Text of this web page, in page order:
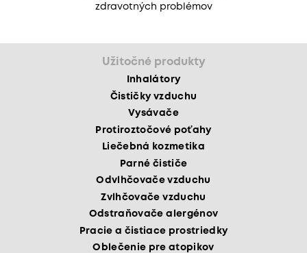
zdravotných problémov
Užitočné produkty
Inhalátory
Čističky vzduchu
Vysávače
Protiroztočové poťahy
Liečebná kozmetika
Parné čističe
Odvlhčovače vzduchu
Zvlhčovače vzduchu
Odstraňovače alergénov
Pracie a čistiace prostriedky
Oblečenie pre atopikov